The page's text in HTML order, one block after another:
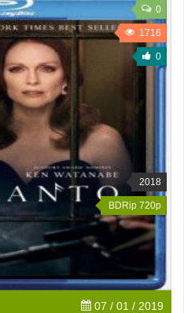
0
1716
0
2018
BDRip 720p
07 / 01 / 2019